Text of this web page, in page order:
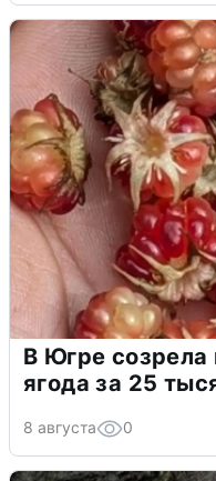
В Югре
ягода за 25
8 августа 0